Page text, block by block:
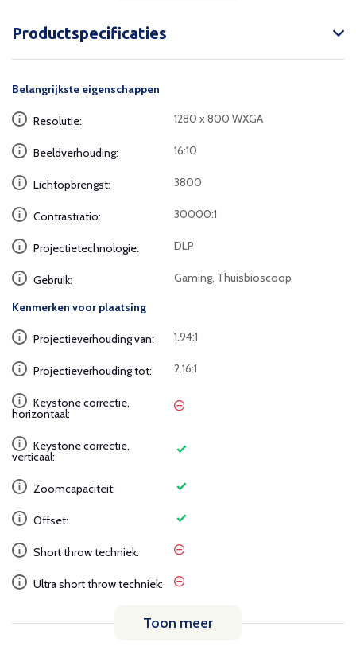
Productspecificaties
Belangrijkste eigenschappen
Resolutie: 1280 x 800 WXGA
Beeldverhouding: 16:10
Lichtopbrengst: 3800
Contrastratio: 30000:1
Projectietechnologie: DLP
Gebruik: Gaming, Thuisbioscoop
Kenmerken voor plaatsing
Projectieverhouding van: 1.94:1
Projectieverhouding tot: 2.16:1
Keystone correctie,
horizontaal:
Keystone correctie,
verticaal:
Zoomcapaciteit:
Offset:
Short throw techniek:
Ultra short throw techniek:
Toon meer